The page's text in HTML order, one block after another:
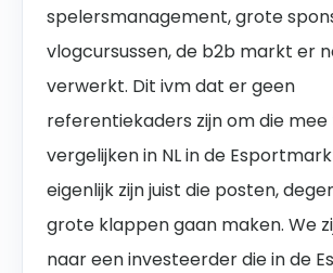
spelersmanagement, grote
vlogcursussen, de b2b markt er
verwerkt. Dit ivm dat er geen
referentiekaders zijn om die
vergelijken in NL in de
eigenlijk zijn juist die posten,
grote klappen gaan maken. We
naar een investeerder die in de